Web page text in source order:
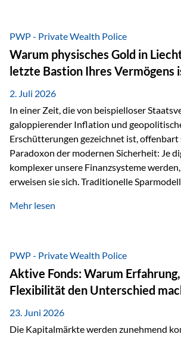
folgende Situation vor: Ein Vater schenkt
einen Teil seines Vermögens. Einige Jahre
Tochter das Geld kurzfristig verwenden,
PWP - Private Wealth Police
Warum physisches Gold in
letzte Bastion Ihres Vermögens
2. Juli 2026
In einer Zeit, die von beispielloser
galoppierender Inflation und
Erschütterungen gezeichnet ist, offenbart
Paradoxon der modernen Sicherheit: Je
komplexer unsere Finanzsysteme
erweisen sie sich. Traditionelle
unumstößlich galten, versagen angesichts
Nostalgie dar, sondern ist die modernste
klügste Antwort auf globale Instabilität.
und der richtige Rechtsstandort sind
Option mehr, sondern eine strategische
Der massive Aufwand hinter einem
Mehr lesen
PWP - Private Wealth Police
Aktive Fonds: Warum
Flexibilität den Unterschied
23. Juni 2026
Die Kapitalmärkte werden zunehmend